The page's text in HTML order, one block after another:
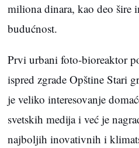
miliona dinara, kao deo šire
budućnost.
Prvi urbani foto-bioreaktor
ispred zgrade Opštine Stari
je veliko interesovanje
svetskih medija i već je
najboljih inovativnih i